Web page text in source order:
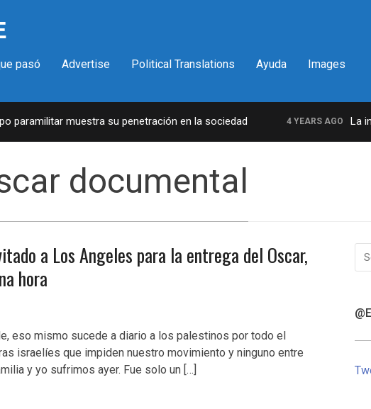
pasó Advertise Political Translations Ayuda Images
muestra su penetración en la sociedad 4 YEARS AGO La
documental
a Los Angeles para la entrega del Oscar,
hora
eso mismo sucede a diario a los palestinos por todo el
israelíes que impiden nuestro movimiento y ninguno entre
y yo sufrimos ayer. Fue solo un […]